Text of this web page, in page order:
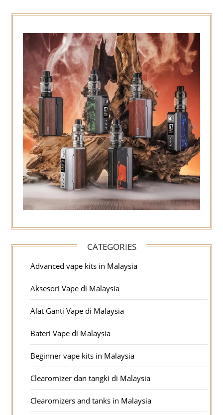
CATEGORIES
Advanced vape kits in Malaysia
Aksesori Vape di Malaysia
Alat Ganti Vape di Malaysia
Bateri Vape di Malaysia
Beginner vape kits in Malaysia
Clearomizer dan tangki di Malaysia
Clearomizers and tanks in Malaysia